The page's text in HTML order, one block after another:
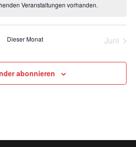
Veranstaltungen vorhanden.
Dieser Monat Juni
abonnieren